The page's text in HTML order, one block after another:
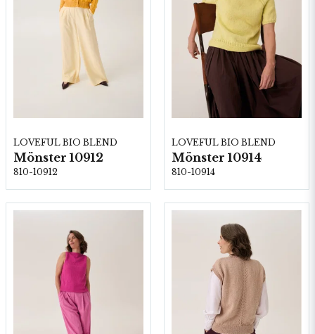
LOVEFUL BIO BLEND
Mönster 10912
810-10912
LOVEFUL BIO BLEND
Mönster 10914
810-10914